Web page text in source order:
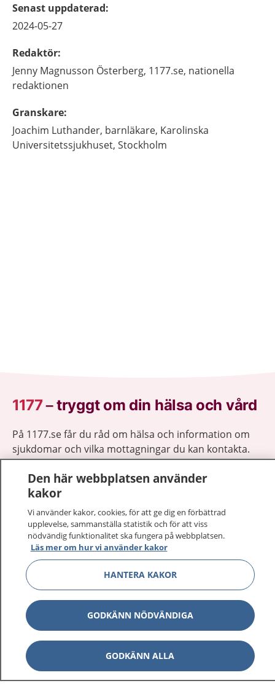
Senast uppdaterad:
2024-05-27
Redaktör:
Jenny Magnusson Österberg, 1177.se, nationella
redaktionen
Granskare:
Joachim Luthander, barnläkare, Karolinska
Universitetssjukhuset, Stockholm
1177–tryggt om din hälsa och vård
På 1177.se får du råd om hälsa och information om
sjukdomar och vilka mottagningar du kan kontakta.
Logga in för att läsa din journal och göra dina
vårdärenden. Ring telefonnummer 1177 för
sjukvårdsrådgivning dygnet runt.
1177 ger dig råd när du vill må bättre.
1177 på flera språk Visa
Om 1177 Visa
Kontakt Visa
Den här webbplatsen använder
kakor
Vi använder kakor, cookies, för att ge dig en förbättrad
upplevelse, sammanställa statistik och för att viss
nödvändig funktionalitet ska fungera på webbplatsen.
Läs mer om hur vi använder kakor
HANTERA KAKOR
GODKÄNN NÖDVÄNDIGA
GODKÄNN ALLA